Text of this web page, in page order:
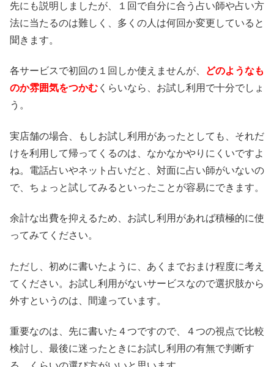
先にも説明しましたが、１回で自分に合う占い師や占い方
法に当たるのは難しく、多くの人は何回か変更していると
聞きます。
各サービスで初回の１回しか使えませんが、
どのようなも
のか雰囲気をつかむ くらいなら、お試し利用で十分でしょ
う。
実店舗の場合、もしお試し利用があったとしても、それだ
けを利用して帰ってくるのは、なかなかやりにくいですよ
ね。電話占いやネット占いだと、対面に占い師がいないの
で、ちょっと試してみるといったことが容易にできます。
余計な出費を抑えるため、お試し利用があれば積極的に使
ってみてください。
ただし、初めに書いたように、あくまでおまけ程度に考え
てください。お試し利用がないサービスなので選択肢から
外すというのは、間違っています。
重要なのは、先に書いた４つですので、４つの視点で比較
検討し、最後に迷ったときにお試し利用の有無で判断す